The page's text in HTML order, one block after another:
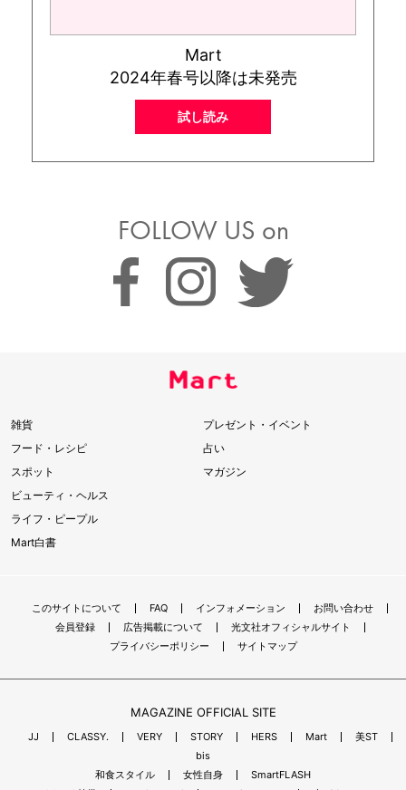
Mart
2024年春号以降は未発売
試し読み
FOLLOW US on
雑貨
フード・レシピ
スポット
ビューティ・ヘルス
ライフ・ピープル
Mart白書
プレゼント・イベント
占い
マガジン
このサイトについて FAQ インフォメーション
お問い合わせ
会員登録
広告掲載について
光文社オフィシャルサイト
プライバシーポリシー
サイトマップ
MAGAZINE OFFICIAL SITE
JJ CLASSY. VERY STORY HERS Mart
美ST
bis
和食スタイル
女性自身
SmartFLASH